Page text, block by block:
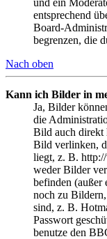
entsprechend
Board-
begrenzen, die
Nach oben
Kann ich Bilder in
Ja, Bilder
die
Bild auch direkt
Bild verlinken,
liegt, z. B.
weder Bilder
befinden (außer
noch zu
sind, z. B.
Passwort
benutze den